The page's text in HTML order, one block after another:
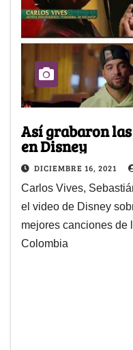
Así grabaron
en Disney
DICIEMBRE 16, 2021
Carlos Vives,
el video de Disney
mejores canciones de
Colombia